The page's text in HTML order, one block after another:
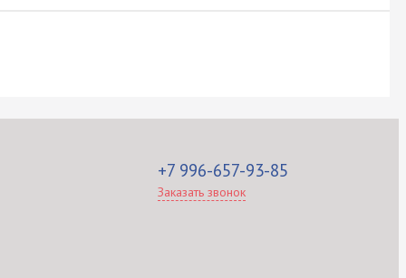
+7 996-657-93-85
Заказать звонок